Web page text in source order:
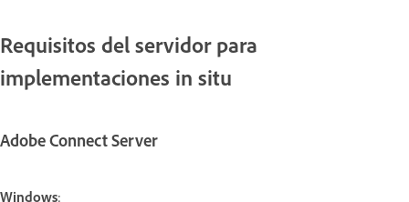
Requisitos del servidor para
implementaciones in situ
Adobe Connect Server
Windows: